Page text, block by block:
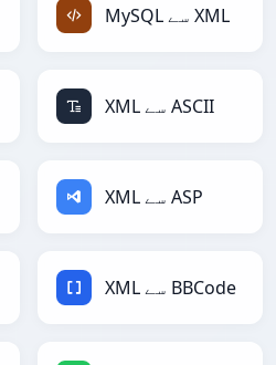
MySQL سے XML
XML سے ASCII
XML سے ASP
XML سے BBCode